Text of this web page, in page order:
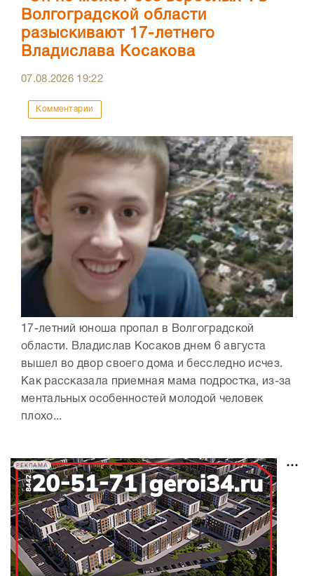
Волгоградской области
разыскивают 17-летнего
Владислава Косакова
07.08.2026 19:22
Комментарии
17-летний юноша пропал в Волгоградской
области. Владислав Косаков днем 6 августа
вышел во двор своего дома и бесследно исчез.
Как рассказала приемная мама подростка, из-за
ментальных особенностей молодой человек
плохо...
РЕКЛАМА